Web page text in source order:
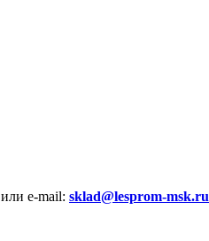
или e-mail: sklad@lesprom-msk.ru